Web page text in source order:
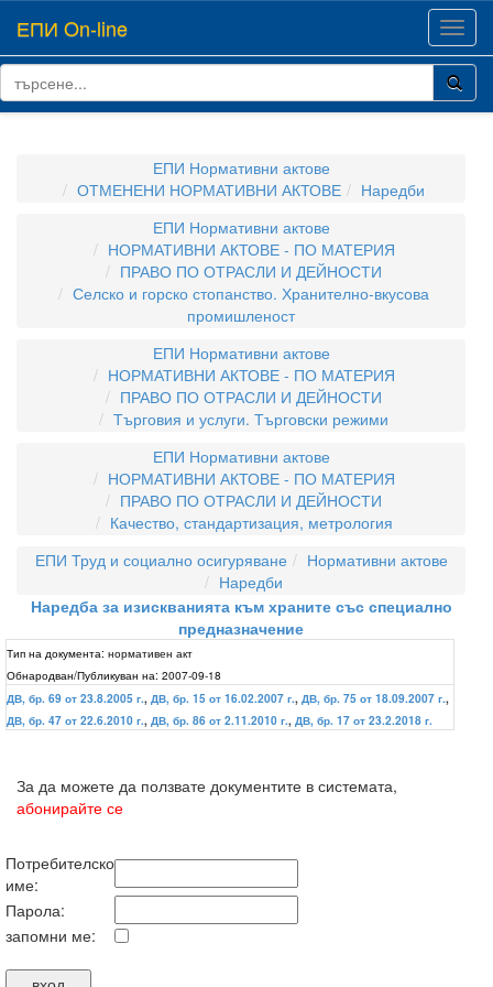
ЕПИ On-line
ЕПИ Нормативни актове
ОТМЕНЕНИ НОРМАТИВНИ АКТОВЕ
Наредби
ЕПИ Нормативни актове
НОРМАТИВНИ АКТОВЕ - ПО МАТЕРИЯ
ПРАВО ПО ОТРАСЛИ И ДЕЙНОСТИ
Селско и горско стопанство. Хранително-вкусова
промишленост
ЕПИ Нормативни актове
НОРМАТИВНИ АКТОВЕ - ПО МАТЕРИЯ
ПРАВО ПО ОТРАСЛИ И ДЕЙНОСТИ
Търговия и услуги. Търговски режими
ЕПИ Нормативни актове
НОРМАТИВНИ АКТОВЕ - ПО МАТЕРИЯ
ПРАВО ПО ОТРАСЛИ И ДЕЙНОСТИ
Качество, стандартизация, метрология
ЕПИ Труд и социално осигуряване
Нормативни актове
Наредби
Наредба за изискванията към храните със специално
предназначение
Тип на документа: нормативен акт
Обнародван/Публикуван на: 2007-09-18
ДВ, бр. 69 от 23.8.2005 г., ДВ, бр. 15 от 16.02.2007 г., ДВ, бр. 75 от 18.09.2007 г.,
ДВ, бр. 47 от 22.6.2010 г., ДВ, бр. 86 от 2.11.2010 г., ДВ, бр. 17 от 23.2.2018 г.
За да можете да ползвате документите в системата,
абонирайте се
Потребителско
име:
Парола:
запомни ме: